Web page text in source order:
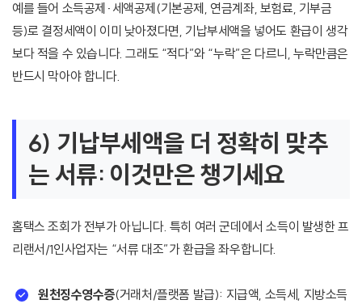
예를 들어 소득공제·세액공제(기본공제, 연금계좌, 보험료, 기부금
등)로 결정세액이 이미 낮아졌다면, 기납부세액을 넣어도 환급이 생각
보다 적을 수 있습니다. 그래도 “적다”와 “누락”은 다르니, 누락만큼은
반드시 막아야 합니다.
6) 기납부세액을 더 정확히 맞추
는 서류: 이것만은 챙기세요
홈택스 조회가 전부가 아닙니다. 특히 여러 군데에서 소득이 발생한 프
리랜서/1인사업자는 “서류 대조”가 환급을 좌우합니다.
원천징수영수증(거래처/플랫폼 발급): 지급액, 소득세, 지방소득